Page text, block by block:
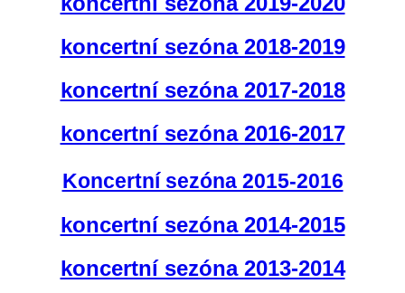
koncertní sezóna 2018-2019
koncertní sezóna 2017-2018
koncertní sezóna 2016-2017
Koncertní sezóna 2015-2016
koncertní sezóna 2014-2015
koncertní sezóna 2013-2014